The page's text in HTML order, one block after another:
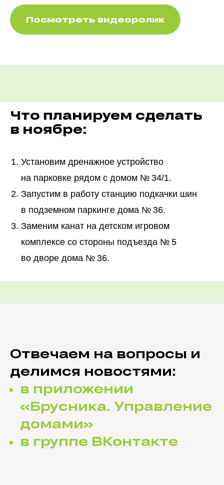
Посмотреть видеоролик
Что планируем сделать
в ноябре:
Установим дренажное устройство
на парковке рядом с домом № 34/1.
Запустим в работу станцию подкачки шин
в подземном паркинге дома № 36.
Заменим канат на детском игровом
комплексе со стороны подъезда № 5
во дворе дома № 36.
Отвечаем на вопросы и
делимся новостями:
в приложении
«Брусника. Управление
домами»
в группе ВКонтакте